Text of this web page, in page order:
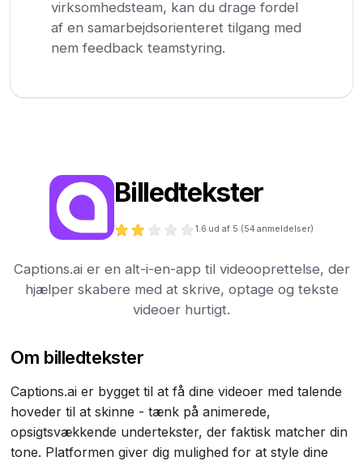
virksomhedsteam, kan du drage fordel
af en samarbejdsorienteret tilgang med
nem feedback teamstyring.
Billedtekster
1.6 ud af 5 (54 anmeldelser)
Captions.ai er en alt-i-en-app til videooprettelse, der
hjælper skabere med at skrive, optage og tekste
videoer hurtigt.
Om billedtekster
Captions.ai er bygget til at få dine videoer med talende
hoveder til at skinne - tænk på animerede,
opsigtsvækkende undertekster, der faktisk matcher din
tone. Platformen giver dig mulighed for at style dine